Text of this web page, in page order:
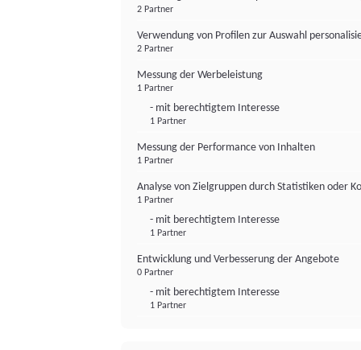
2 Partner
Verwendung von Profilen zur Auswahl
2 Partner
Messung der Werbeleistung
1 Partner
- mit berechtigtem Interesse
1 Partner
Messung der Performance von Inhalten
1 Partner
Analyse von Zielgruppen durch Statistiken oder
1 Partner
- mit berechtigtem Interesse
1 Partner
Entwicklung und Verbesserung der Angebote
0 Partner
- mit berechtigtem Interesse
1 Partner